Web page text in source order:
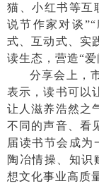
猫、小红书等互
说节作家对谈
式、互动式、实
读生态，营造“
分享会上，
表示，读书可以
让人滋养浩然之
不同的声音、看
届读书节会成为
陶冶情操、知识
想文化事业高质